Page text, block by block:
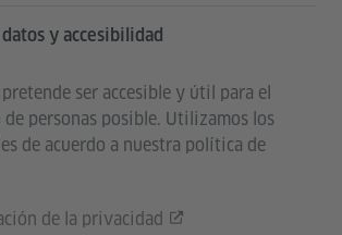
y accesibilidad
ser accesible y útil para el
personas posible. Utilizamos los
de acuerdo a nuestra política de
de la privacidad